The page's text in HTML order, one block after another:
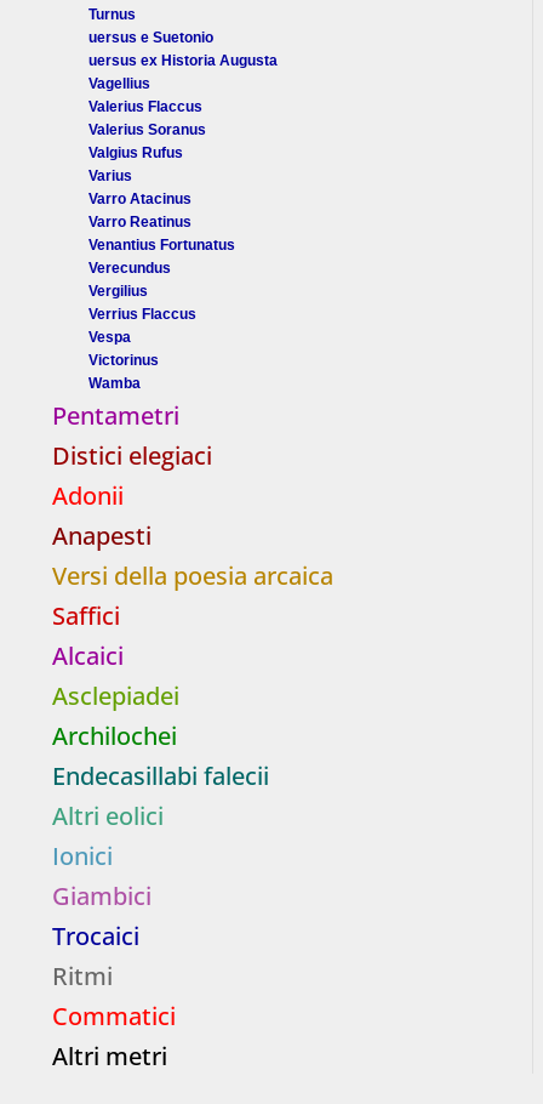
Turnus
uersus e Suetonio
uersus ex Historia Augusta
Vagellius
Valerius Flaccus
Valerius Soranus
Valgius Rufus
Varius
Varro Atacinus
Varro Reatinus
Venantius Fortunatus
Verecundus
Vergilius
Verrius Flaccus
Vespa
Victorinus
Wamba
Pentametri
Distici elegiaci
Adonii
Anapesti
Versi della poesia arcaica
Saffici
Alcaici
Asclepiadei
Archilochei
Endecasillabi falecii
Altri eolici
Ionici
Giambici
Trocaici
Ritmi
Commatici
Altri metri